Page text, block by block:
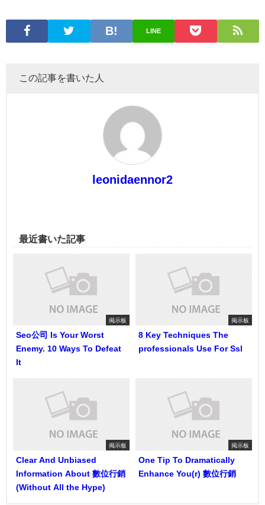
LINE
この記事を書いた人
leonidaennor2
最近書いた記事
掲示板
Seo公司 Is Your Worst
Enemy. 10 Ways To Defeat
It
掲示板
8 Key Techniques The
professionals Use For Ssl
掲示板
Clear And Unbiased
Information About 數位行銷
(Without All the Hype)
掲示板
One Tip To Dramatically
Enhance You(r) 數位行銷